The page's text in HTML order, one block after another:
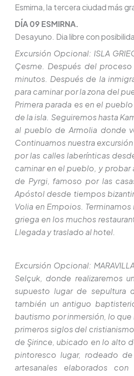
Esmirna, la tercera ciudad más
DÍA 09 ESMIRNA.
Desayuno. Dia libre con
Excursión Opcional: ISLA
Çesme. Después del
minutos. Después de la
para caminar por la zona del
Primera parada es en el
de la isla. Seguiremos hasta
al pueblo de Armolia donde
Continuamos nuestra
por las calles laberínticas
caminar en el pueblo, y
de Pyrgi, famoso por las
Apóstol desde tiempos
Volia en Empoios.
griega en los muchos
Llegada y traslado al hotel.
Excursión Opcional:
Selçuk, donde realizaremos
supuesto lugar de sepultura
también un antiguo
bautismo por inmersión, lo
primeros siglos del
de Şirince, ubicado en lo alto
pintoresco lugar, rodeado
artesanales elaborados